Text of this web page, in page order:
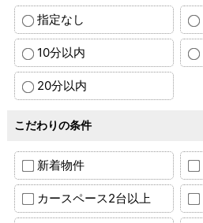
指定なし
10分以内
20分以内
こだわりの条件
新着物件
カースペース2台以上